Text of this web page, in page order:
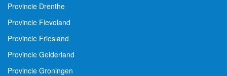
Provincie Drenthe
Provincie Flevoland
Provincie Friesland
Provincie Gelderland
Provincie Groningen